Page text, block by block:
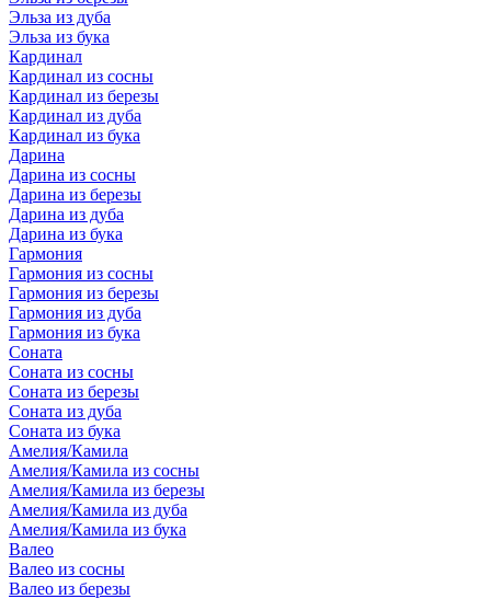
Эльза из дуба
Эльза из бука
Кардинал
Кардинал из сосны
Кардинал из березы
Кардинал из дуба
Кардинал из бука
Дарина
Дарина из сосны
Дарина из березы
Дарина из дуба
Дарина из бука
Гармония
Гармония из сосны
Гармония из березы
Гармония из дуба
Гармония из бука
Соната
Соната из сосны
Соната из березы
Соната из дуба
Соната из бука
Амелия/Камила
Амелия/Камила из сосны
Амелия/Камила из березы
Амелия/Камила из дуба
Амелия/Камила из бука
Валео
Валео из сосны
Валео из березы